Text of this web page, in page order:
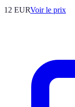
12 EURVoir le prix